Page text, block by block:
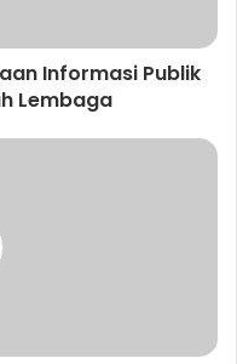
Informasi Publik
Lembaga